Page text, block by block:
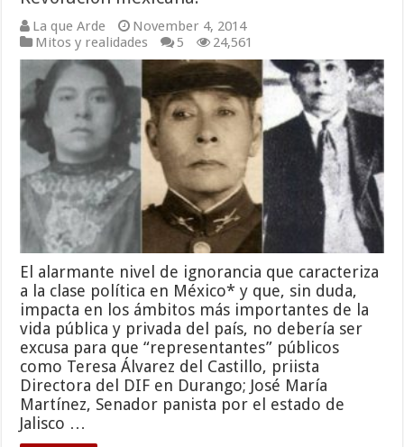
La que Arde
November 4, 2014
Mitos y realidades
5 24,561
El alarmante nivel de ignorancia que caracteriza
a la clase política en México* y que, sin duda,
impacta en los ámbitos más importantes de la
vida pública y privada del país, no debería ser
excusa para que “representantes” públicos
como Teresa Álvarez del Castillo, priista
Directora del DIF en Durango; José María
Martínez, Senador panista por el estado de
Jalisco …